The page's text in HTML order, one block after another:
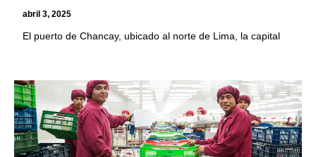
abril 3, 2025
El puerto de Chancay, ubicado al norte de Lima, la capital